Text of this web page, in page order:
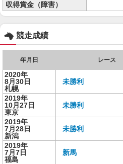
収得賞金（障害）
競走成績
年月日 レース
2020年
8月30日
札幌
未勝利
2019年
10月27日
東京
未勝利
2019年
7月28日
新潟
未勝利
2019年
7月7日
福島
新馬